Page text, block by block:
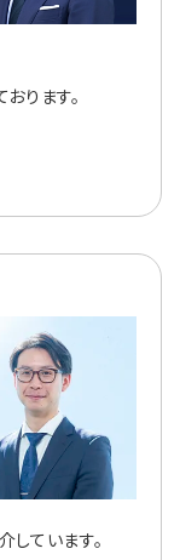
ります。
ています。